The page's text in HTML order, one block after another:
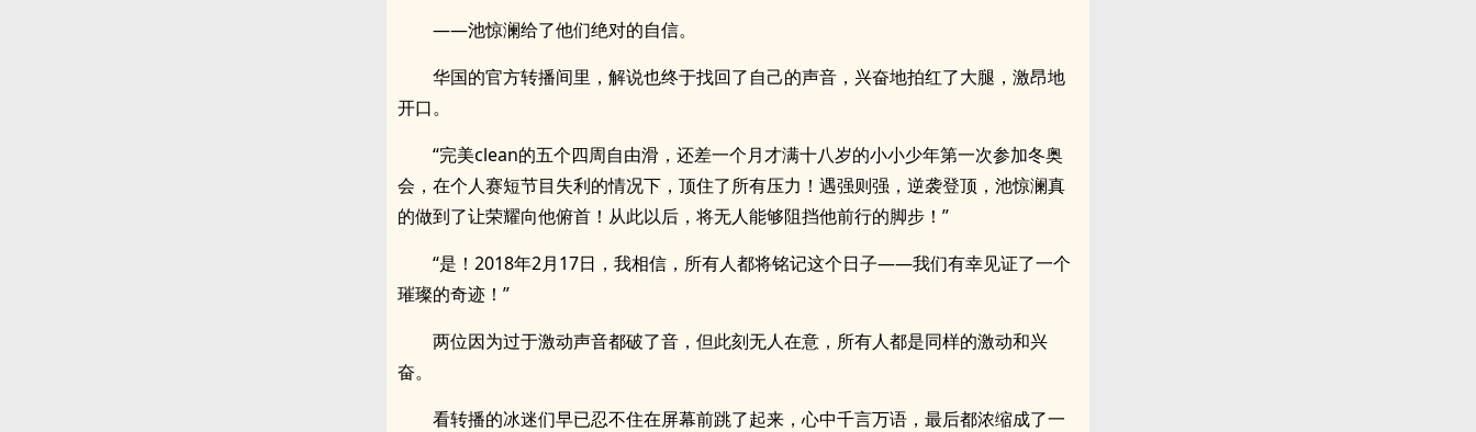
——池惊澜给了他们绝对的自信。
华国的官方转播间里，解说也终于找回了自己的声音，兴奋地拍红了大腿，激昂地
开口。
“完美clean的五个四周自由滑，还差一个月才满十八岁的小小少年第一次参加冬奥
会，在个人赛短节目失利的情况下，顶住了所有压力！遇强则强，逆袭登顶，池惊澜真
的做到了让荣耀向他俯首！从此以后，将无人能够阻挡他前行的脚步！”
“是！2018年2月17日，我相信，所有人都将铭记这个日子——我们有幸见证了一个
璀璨的奇迹！”
两位因为过于激动声音都破了音，但此刻无人在意，所有人都是同样的激动和兴
奋。
看转播的冰迷们早已忍不住在屏幕前跳了起来，心中千言万语，最后都浓缩成了一